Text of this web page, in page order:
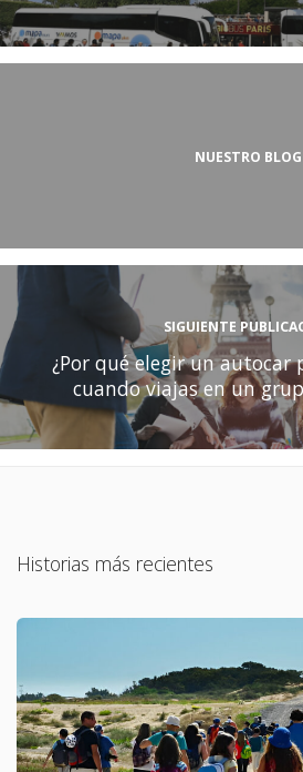
NUESTRO BLOG
SIGUIENTE
¿Por qué elegir un autocar
cuando viajas en un
Historias más recientes